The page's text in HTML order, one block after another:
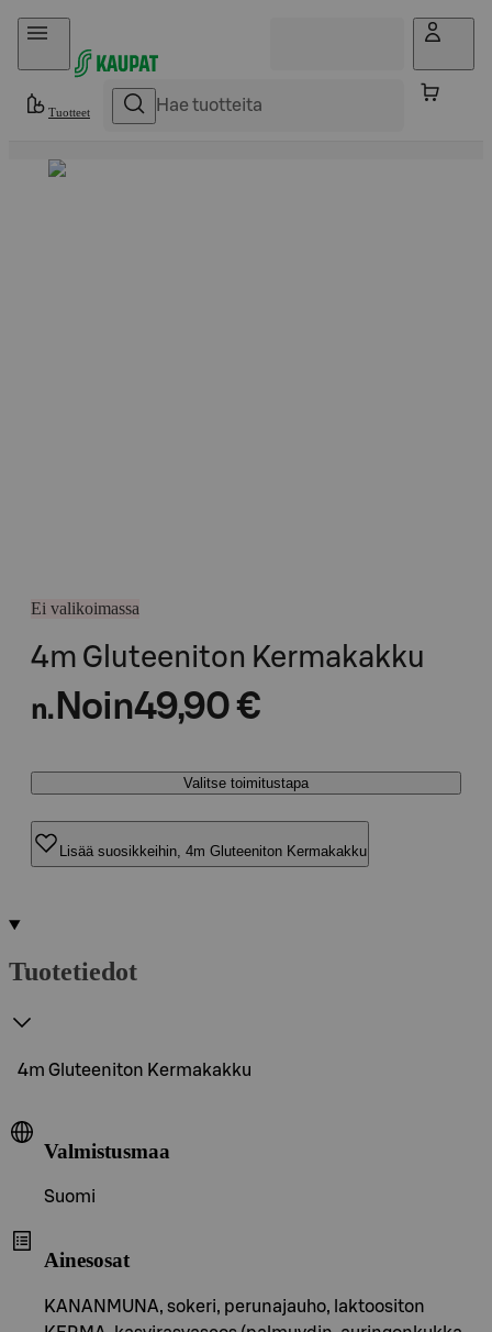
Hyppää sisältöön
Tuotteet
Ei valikoimassa
4m Gluteeniton Kermakakku
n. Noin49,90 €
Valitse toimitustapa
Lisää suosikkeihin, 4m Gluteeniton Kermakakku
Tuotetiedot
4m Gluteeniton Kermakakku
Valmistusmaa
Suomi
Ainesosat
KANANMUNA, sokeri, perunajauho, laktoositon